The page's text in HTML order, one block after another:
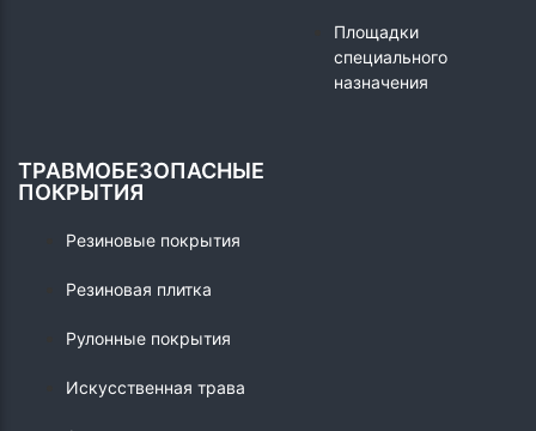
Площадки
специального
назначения
ТРАВМОБЕЗОПАСНЫЕ
ПОКРЫТИЯ
Резиновые покрытия
Резиновая плитка
Рулонные покрытия
Искусственная трава